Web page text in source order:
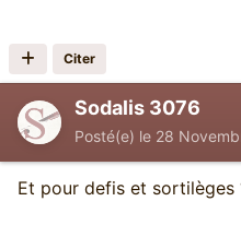
Citer
Sodalis 3076
Posté(e) le 28
Et pour defis et sortilèges